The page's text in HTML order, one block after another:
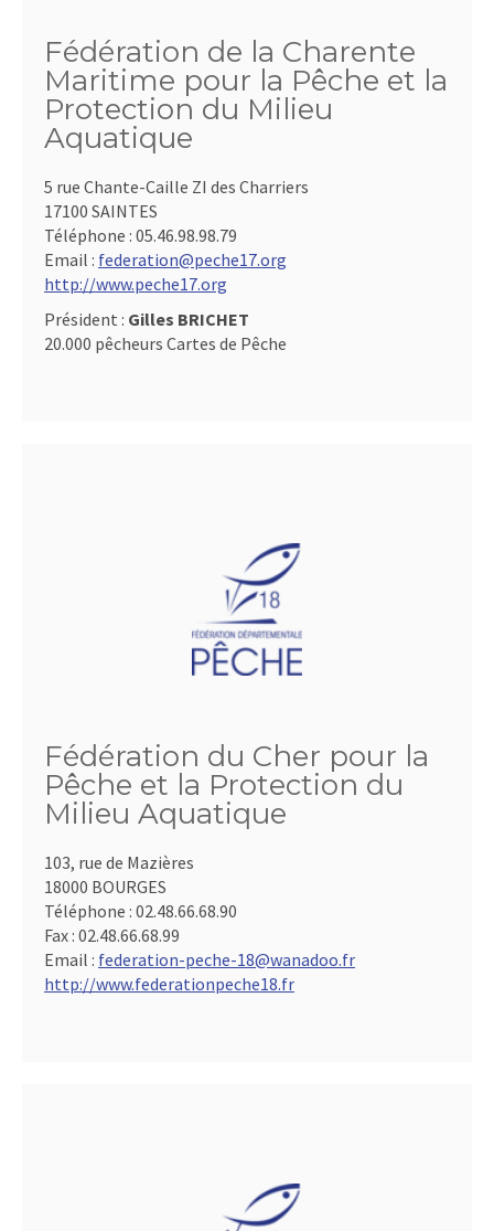
Fédération de la Charente
Maritime pour la Pêche et la
Protection du Milieu
Aquatique
5 rue Chante-Caille ZI des Charriers
17100 SAINTES
Téléphone : 05.46.98.98.79
Email : federation@peche17.org
http://www.peche17.org
Président : Gilles BRICHET
20.000 pêcheurs Cartes de Pêche
Fédération du Cher pour la
Pêche et la Protection du
Milieu Aquatique
103, rue de Mazières
18000 BOURGES
Téléphone : 02.48.66.68.90
Fax : 02.48.66.68.99
Email : federation-peche-18@wanadoo.fr
http://www.federationpeche18.fr